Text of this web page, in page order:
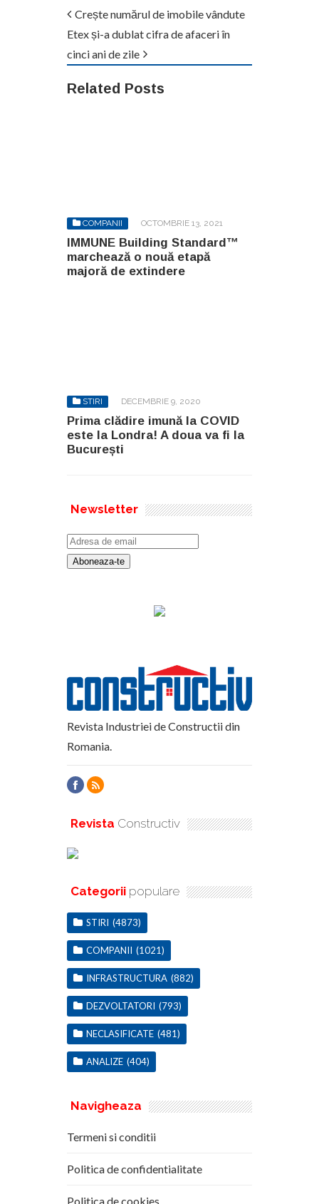
Crește numărul de imobile vândute
Etex și-a dublat cifra de afaceri în
cinci ani de zile
Related Posts
COMPANII OCTOMBRIE 13, 2021
IMMUNE Building Standard™
marchează o nouă etapă
majoră de extindere
STIRI DECEMBRIE 9, 2020
Prima clădire imună la COVID
este la Londra! A doua va fi la
București
Newsletter
Revista Industriei de Constructii din
Romania.
Revista Constructiv
Categorii populare
STIRI (4873)
COMPANII (1021)
INFRASTRUCTURA (882)
DEZVOLTATORI (793)
NECLASIFICATE (481)
ANALIZE (404)
Navigheaza
Termeni si conditii
Politica de confidentialitate
Politica de cookies